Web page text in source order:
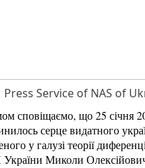
Press Service of NAS of
сповіщаємо, що 25 січня
серце видатного
у галузі теорії
Миколи